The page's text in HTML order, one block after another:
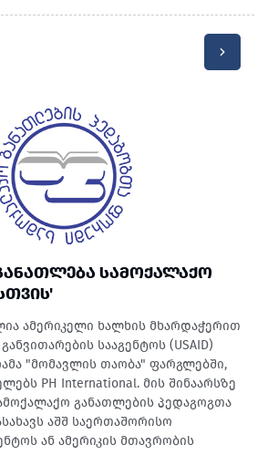
ᲡᲐᲛᲝᲥᲐᲚᲐᲥᲝ
ამერიკელი ხალხის მხარდაჭერით
სააგენტოს (USAID)
"მომავლის თაობა" ფარგლებში,
PH International. მის შინაარსზე
განათლების პედაგოგთა
აშშ საერთაშორისო
ან ამერიკის მთავრობის